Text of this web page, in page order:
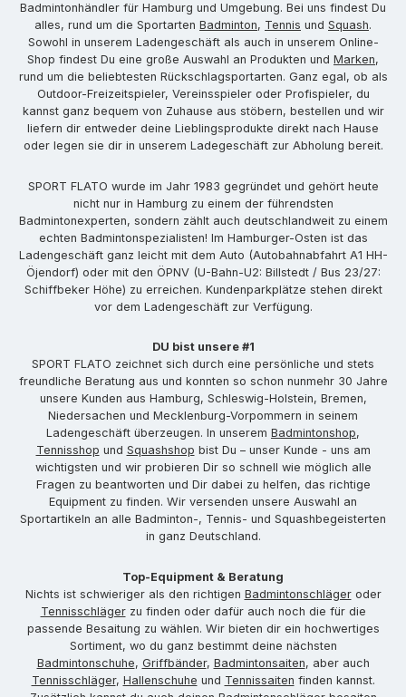
Badmintonhändler für Hamburg und Umgebung. Bei uns findest Du
alles, rund um die Sportarten Badminton, Tennis und Squash.
Sowohl in unserem Ladengeschäft als auch in unserem Online-
Shop findest Du eine große Auswahl an Produkten und Marken,
rund um die beliebtesten Rückschlagsportarten. Ganz egal, ob als
Outdoor-Freizeitspieler, Vereinsspieler oder Profispieler, du
kannst ganz bequem von Zuhause aus stöbern, bestellen und wir
liefern dir entweder deine Lieblingsprodukte direkt nach Hause
oder legen sie dir in unserem Ladegeschäft zur Abholung bereit.
SPORT FLATO wurde im Jahr 1983 gegründet und gehört heute
nicht nur in Hamburg zu einem der führendsten
Badmintonexperten, sondern zählt auch deutschlandweit zu einem
echten Badmintonspezialisten! Im Hamburger-Osten ist das
Ladengeschäft ganz leicht mit dem Auto (Autobahnabfahrt A1 HH-
Öjendorf) oder mit den ÖPNV (U-Bahn-U2: Billstedt / Bus 23/27:
Schiffbeker Höhe) zu erreichen. Kundenparkplätze stehen direkt
vor dem Ladengeschäft zur Verfügung.
DU bist unsere #1
SPORT FLATO zeichnet sich durch eine persönliche und stets
freundliche Beratung aus und konnten so schon nunmehr 30 Jahre
unsere Kunden aus Hamburg, Schleswig-Holstein, Bremen,
Niedersachen und Mecklenburg-Vorpommern in seinem
Ladengeschäft überzeugen. In unserem Badmintonshop,
Tennisshop und Squashshop bist Du – unser Kunde - uns am
wichtigsten und wir probieren Dir so schnell wie möglich alle
Fragen zu beantworten und Dir dabei zu helfen, das richtige
Equipment zu finden. Wir versenden unsere Auswahl an
Sportartikeln an alle Badminton-, Tennis- und Squashbegeisterten
in ganz Deutschland.
Top-Equipment & Beratung
Nichts ist schwieriger als den richtigen Badmintonschlägeroder
Tennisschlägerzu finden oder dafür auch noch die für die
passende Besaitung zu wählen. Wir bieten dir ein hochwertiges
Sortiment, wo du ganz bestimmt deine nächsten
Badmintonschuhe, Griffbänder, Badmintonsaiten, aber auch
Tennisschläger, Hallenschuhe und Tennissaiten finden kannst.